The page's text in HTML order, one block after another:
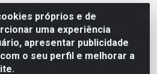
próprios e de
uma experiência
apresentar publicidade
o seu perfil e melhorar a
De Industria Qi 21 Lt 23 A 41,
(Ceilândia), Brasília/DF - CEP
17.244.285/0001-09